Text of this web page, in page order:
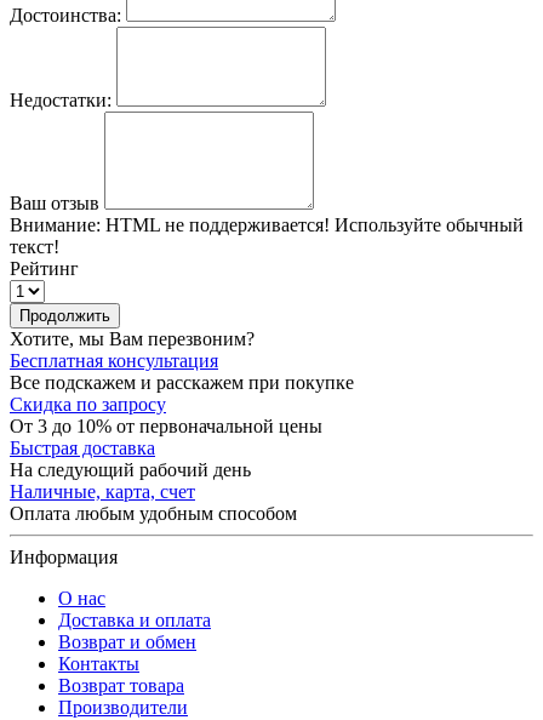
Достоинства:
Недостатки:
Ваш отзыв
Внимание: HTML не поддерживается! Используйте обычный
текст!
Рейтинг
Продолжить
Хотите, мы Вам перезвоним?
Бесплатная консультация
Все подскажем и расскажем при покупке
Скидка по запросу
От 3 до 10% от первоначальной цены
Быстрая доставка
На следующий рабочий день
Наличные, карта, счет
Оплата любым удобным способом
Информация
О нас
Доставка и оплата
Возврат и обмен
Контакты
Возврат товара
Производители